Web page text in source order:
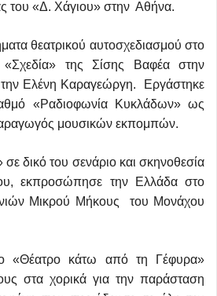
του «Δ. Χάγιου» στην Αθήνα.
θεατρικού αυτοσχεδιασμού στο
«Σχεδία» της Σίσης Βαφέα στην
Ελένη Καραγεώργη. Εργάστηκε
«Ραδιοφωνία Κυκλάδων» ως
μουσικών εκπομπών.
δικό του σενάριο και σκηνοθεσία
εκπροσώπησε την Ελλάδα στο
Μικρού Μήκους του Μονάχου
«Θέατρο κάτω από τη Γέφυρα»
στα χορικά για την παράσταση